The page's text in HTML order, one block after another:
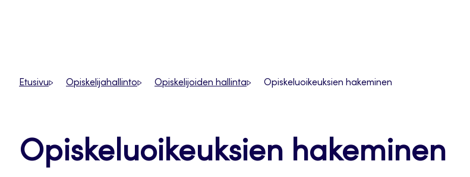
Etusivu Opiskelijahallinto Opiskelijoiden hallinta Opiskeluoikeuksien hakeminen
Opiskeluoikeuksien hakeminen